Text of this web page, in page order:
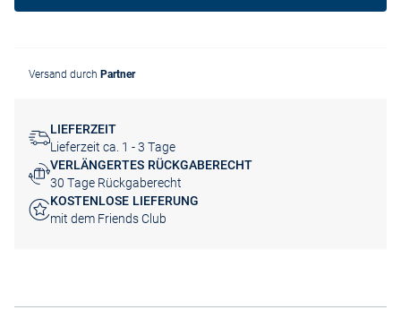
Versand durch Partner
LIEFERZEIT
Lieferzeit ca. 1 - 3 Tage
VERLÄNGERTES RÜCKGABERECHT
30 Tage Rückgaberecht
KOSTENLOSE LIEFERUNG
mit dem Friends Club